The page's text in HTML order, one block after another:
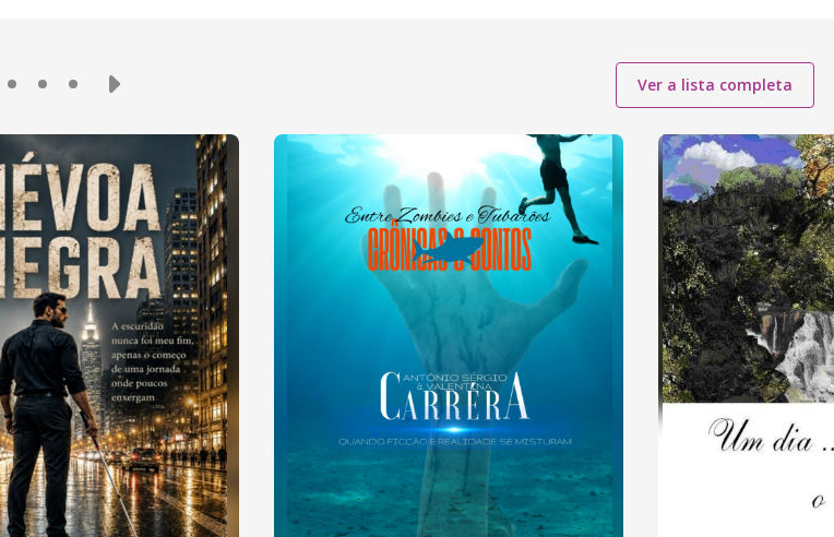
Ver a lista completa